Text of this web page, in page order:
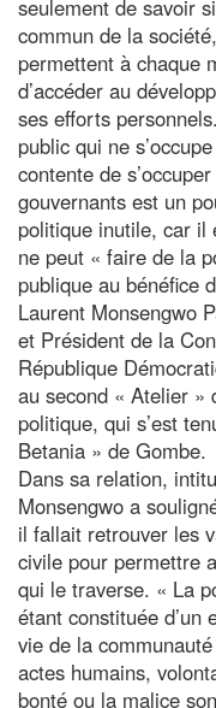
seulement de savoir
commun de la
permettent à chaque
d’accéder au
ses efforts
public qui ne
contente de
gouvernants est un
politique inutile, car il
ne peut « faire de la
publique au bénéfice
Laurent Monsengwo
et Président de la
République
au second « Atelier »
politique, qui s’est
Betania » de Gombe.
Dans sa relation,
Monsengwo a
il fallait retrouver les
civile pour permettre
qui le traverse. « La
étant constituée d’un
vie de la
actes humains,
bonté ou la malice